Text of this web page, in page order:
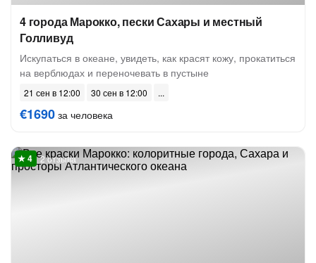
4 города Марокко, пески Сахары и местный
Голливуд
Искупаться в океане, увидеть, как красят кожу, прокатиться
на верблюдах и переночевать в пустыне
21 сен в 12:00 30 сен в 12:00
€1690 за человека
2 отзыва